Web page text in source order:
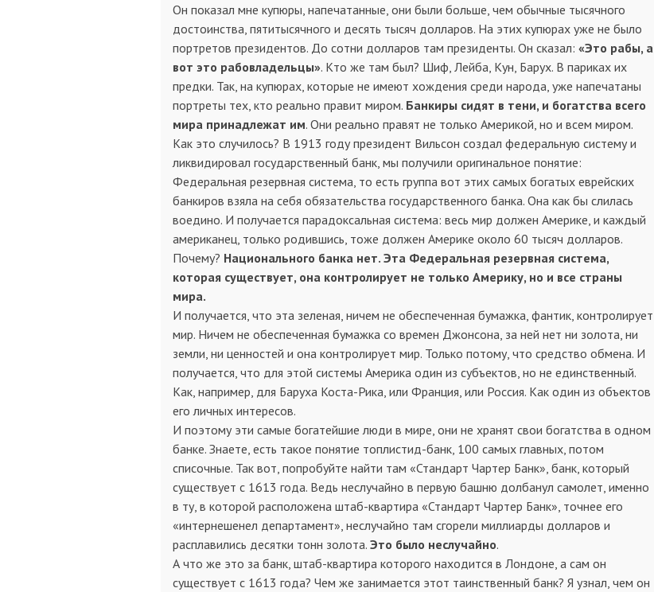
Он показал мне купюры, напечатанные, они были больше, чем обычные тысячного
достоинства, пятитысячного и десять тысяч долларов. На этих купюрах уже не было
портретов президентов. До сотни долларов там президенты. Он сказал: «Это рабы, а
вот это рабовладельцы». Кто же там был? Шиф, Лейба, Кун, Барух. В париках их
предки. Так, на купюрах, которые не имеют хождения среди народа, уже напечатаны
портреты тех, кто реально правит миром. Банкиры сидят в тени, и богатства всего
мира принадлежат им. Они реально правят не только Америкой, но и всем миром.
Как это случилось? В 1913 году президент Вильсон создал федеральную систему и
ликвидировал государственный банк, мы по­лучили оригинальное понятие:
Федеральная резервная система, то есть группа вот этих самых богатых еврейских
банкиров взяла на себя обязательства государственного банка. Она как бы слилась
воедино. И получается парадоксальная система: весь мир должен Америке, и каждый
американец, только родившись, тоже должен Америке около 60 тысяч долларов.
Почему? Национального банка нет. Эта Федеральная резервная система,
которая существует, она контролирует не только Америку, но и все страны
мира.
И получается, что эта зеленая, ничем не обеспеченная бумажка, фантик, контролирует
мир. Ничем не обеспеченная бумажка со времен Джонсона, за ней нет ни золота, ни
земли, ни ценностей и она контролирует мир. Только потому, что средство обмена. И
получается, что для этой системы Америка один из субъектов, но не единственный.
Как, например, для Баруха Коста-Рика, или Франция, или Россия. Как один из объектов
его личных интересов.
И поэтому эти самые богатейшие люди в мире, они не хранят свои богатства в одном
банке. Знаете, есть такое понятие топлистид-банк, 100 самых главных, потом
списочные. Так вот, попробуйте найти там «Стандарт Чартер Банк», банк, который
существует с 1613 года. Ведь неслучайно в первую башню долбанул самолет, именно
в ту, в которой расположена штаб-квартира «Стандарт Чартер Банк», точнее его
«интернешенел департамент», неслучайно там сгорели миллиарды долларов и
расплавились десятки тонн золота. Это было неслучайно.
А что же это за банк, штаб-квартира которого находится в Лондоне, а сам он
существует с 1613 года? Чем же занимается этот таинственный банк? Я узнал, чем он